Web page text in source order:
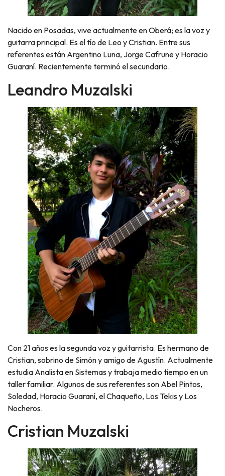
Nacido en Posadas, vive actualmente en Oberá; es la voz y
guitarra principal. Es el tío de Leo y Cristian. Entre sus
referentes están Argentino Luna, Jorge Cafrune y Horacio
Guaraní. Recientemente terminó el secundario.
Leandro Muzalski
Con 21 años es la segunda voz y guitarrista. Es hermano de
Cristian, sobrino de Simón y amigo de Agustín. Actualmente
estudia Analista en Sistemas y trabaja medio tiempo en un
taller familiar. Algunos de sus referentes son Abel Pintos,
Soledad, Horacio Guaraní, el Chaqueño, Los Tekis y Los
Nocheros.
Cristian Muzalski